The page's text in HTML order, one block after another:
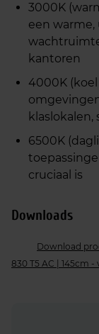
3000K
een
kantoren
4000K
6500K
cruciaal is
Downloads
Download
830 T5 AC | 145cm